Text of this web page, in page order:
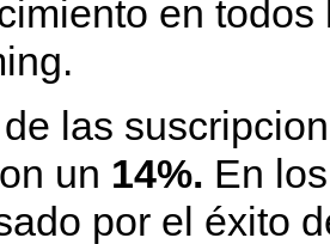
en
las
un 14%. En
por el éxito